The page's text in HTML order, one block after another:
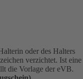
oder des Halters
verzichtet. Ist eine
die Vorlage der eVB.